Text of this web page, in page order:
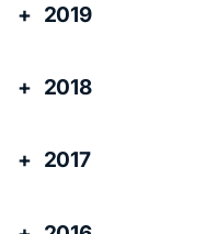
2019
2018
2017